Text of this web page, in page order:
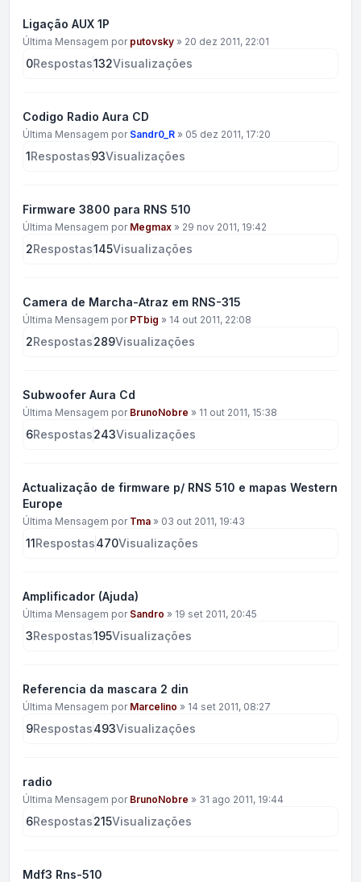
Ligação AUX 1P
Última Mensagem por putovsky » 20 dez 2011, 22:01
0Respostas132Visualizações
Codigo Radio Aura CD
Última Mensagem por Sandr0_R » 05 dez 2011, 17:20
1Respostas93Visualizações
Firmware 3800 para RNS 510
Última Mensagem por Megmax » 29 nov 2011, 19:42
2Respostas145Visualizações
Camera de Marcha-Atraz em RNS-315
Última Mensagem por PTbig » 14 out 2011, 22:08
2Respostas289Visualizações
Subwoofer Aura Cd
Última Mensagem por BrunoNobre » 11 out 2011, 15:38
6Respostas243Visualizações
Actualização de firmware p/ RNS 510 e mapas Western
Europe
Última Mensagem por Tma » 03 out 2011, 19:43
11Respostas470Visualizações
Amplificador (Ajuda)
Última Mensagem por Sandro » 19 set 2011, 20:45
3Respostas195Visualizações
Referencia da mascara 2 din
Última Mensagem por Marcelino » 14 set 2011, 08:27
9Respostas493Visualizações
radio
Última Mensagem por BrunoNobre » 31 ago 2011, 19:44
6Respostas215Visualizações
Mdf3 Rns-510